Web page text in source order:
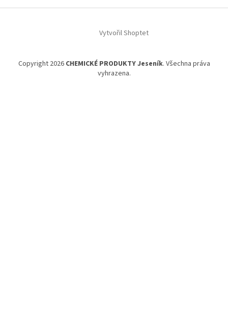
Vytvořil Shoptet
Copyright 2026 CHEMICKÉ PRODUKTY Jeseník. Všechna práva
vyhrazena.